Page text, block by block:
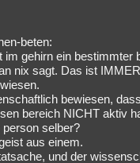
beten:
im gehirn ein bestimmter
nix sagt. Das ist
bewiesen,
bereich NICHT aktiv
selber?
aus einem.
und der